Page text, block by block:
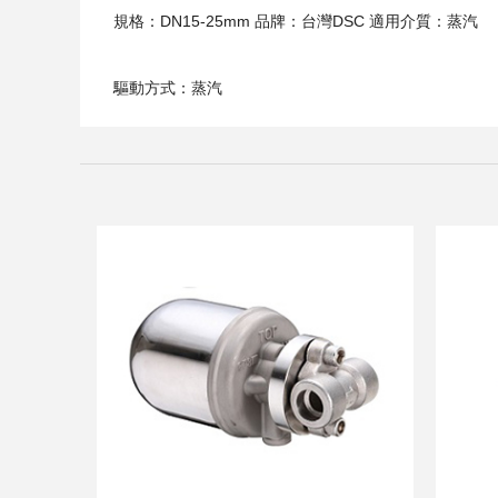
規格：DN15-25mm 品牌：台灣DSC 適用介質：蒸汽
驅動方式：蒸汽